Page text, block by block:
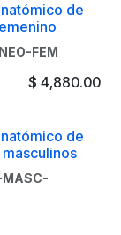
de
FEM
$ 4,880.00
de
MASC-